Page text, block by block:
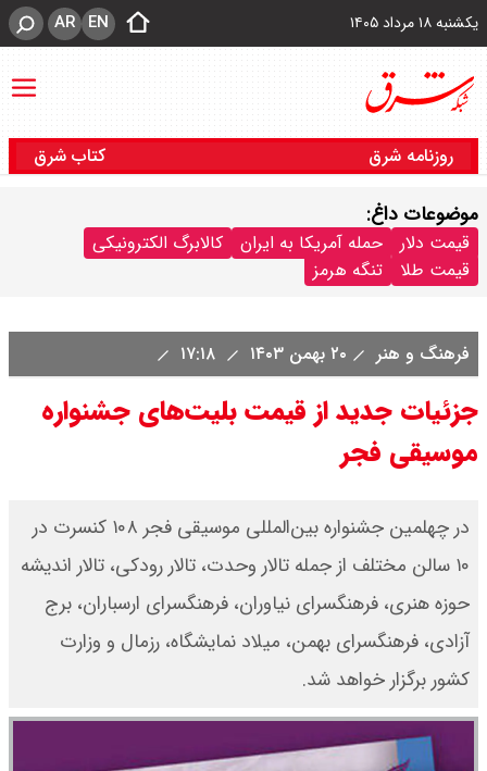
یکشنبه ۱۸ مرداد ۱۴۰۵ EN
AR
روزنامه شرق کتاب شرق
موضوعات داغ:
قیمت دلار حمله آمریکا به ایران
کالابرگ الکترونیکی
قیمت طلا
تنگه هرمز
فرهنگ و هنر ۲۰ بهمن ۱۴۰۳
جزئیات جدید از قیمت بلیت‌های جشنواره
موسیقی فجر
در چهلمین جشنواره بین‌المللی موسیقی فجر ۱۰۸ کنسرت در
۱۰ سالن مختلف از جمله تالار وحدت، تالار رودکی، تالار اندیشه
حوزه هنری، فرهنگسرای نیاوران، فرهنگسرای ارسباران، برج
آزادی، فرهنگسرای بهمن، میلاد نمایشگاه، رزمال و وزارت
کشور برگزار خواهد شد.